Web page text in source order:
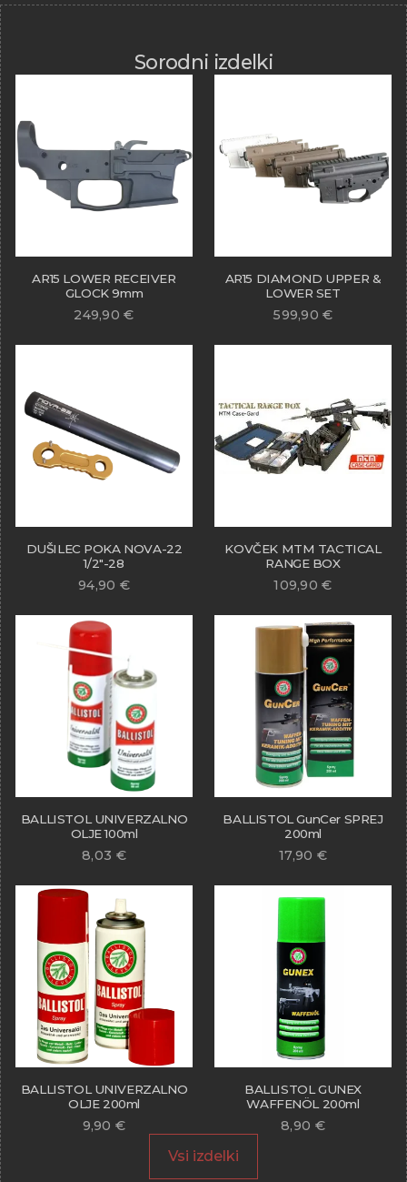
Sorodni izdelki
AR15 LOWER RECEIVER
GLOCK 9mm
249,90€
AR15 DIAMOND UPPER &
LOWER SET
599,90€
DUŠILEC POKA NOVA-22
1/2″-28
94,90 €
KOVČEK MTM TACTICAL
RANGE BOX
109,90€
BALLISTOL UNIVERZALNO
OLJE 100ml
8,03 €
BALLISTOL GunCer SPREJ
200ml
17,90 €
BALLISTOL UNIVERZALNO
OLJE 200ml
9,90€
BALLISTOL GUNEX
WAFFENÖL 200ml
8,90 €
Vsi izdelki